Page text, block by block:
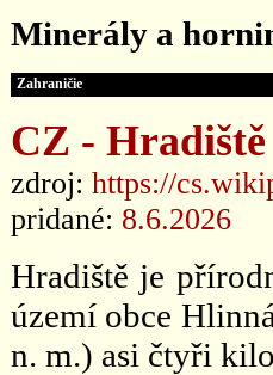
Minerály a
Zahraničie
CZ - Hradiště
zdroj: https://
pridané: 8.6.2026
Hradiště je
území obce
n. m.) asi čtyři